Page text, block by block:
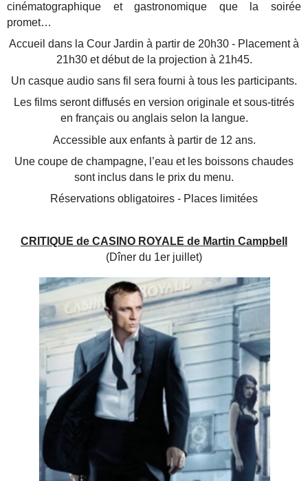
cinématographique et gastronomique que la soirée
promet…
Accueil dans la Cour Jardin à partir de 20h30 - Placement à
21h30 et début de la projection à 21h45.
Un casque audio sans fil sera fourni à tous les participants.
Les films seront diffusés en version originale et sous-titrés
en français ou anglais selon la langue.
Accessible aux enfants à partir de 12 ans.
Une coupe de champagne, l’eau et les boissons chaudes
sont inclus dans le prix du menu.
Réservations obligatoires - Places limitées
CRITIQUE de CASINO ROYALE de Martin Campbell
(Dîner du 1er juillet)